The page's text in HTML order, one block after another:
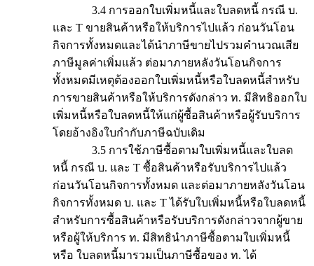
3.4 การออกใบเพิ่มหนี้และใบลดหนี้ กรณี บ.
และ T ขายสินค้าหรือให้บริการไปแล้ว ก่อนวันโอน
กิจการทั้งหมดและได้นำภาษีขายไปรวมคำนวณเสีย
ภาษีมูลค่าเพิ่มแล้ว ต่อมาภายหลังวันโอนกิจการ
ทั้งหมดมีเหตุต้องออกใบเพิ่มหนี้หรือใบลดหนี้สำหรับ
การขายสินค้าหรือให้บริการดังกล่าว ท. มีสิทธิออกใบ
เพิ่มหนี้หรือใบลดหนี้ให้แก่ผู้ซื้อสินค้าหรือผู้รับบริการ
โดยอ้างอิงใบกำกับภาษีฉบับเดิม
3.5 การใช้ภาษีซื้อตามใบเพิ่มหนี้และใบลด
หนี้ กรณี บ. และ T ซื้อสินค้าหรือรับบริการไปแล้ว
ก่อนวันโอนกิจการทั้งหมด และต่อมาภายหลังวันโอน
กิจการทั้งหมด บ. และ T ได้รับใบเพิ่มหนี้หรือใบลดหนี้
สำหรับการซื้อสินค้าหรือรับบริการดังกล่าวจากผู้ขาย
หรือผู้ให้บริการ ท. มีสิทธินำภาษีซื้อตามใบเพิ่มหนี้
หรือ ใบลดหนี้มารวมเป็นภาษีซื้อของ ท. ได้